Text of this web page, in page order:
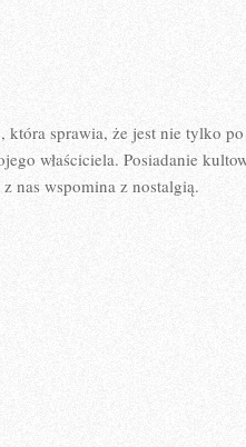
sprawia,⁤ że jest⁢ nie ​tylko
‌właściciela. Posiadanie
nas wspomina z nostalgią.